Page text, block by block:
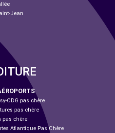
Jean
CDG pas chère
pas chère
pas chère
Atlantique Pas Chère